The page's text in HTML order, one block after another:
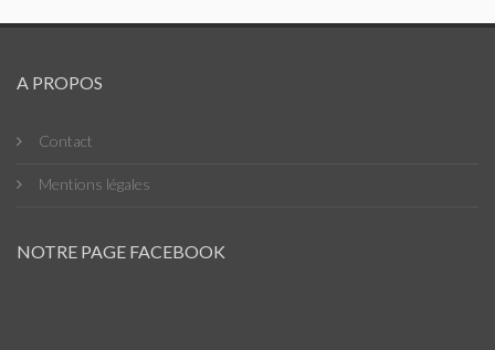
A PROPOS
Contact
Mentions légales
NOTRE PAGE FACEBOOK